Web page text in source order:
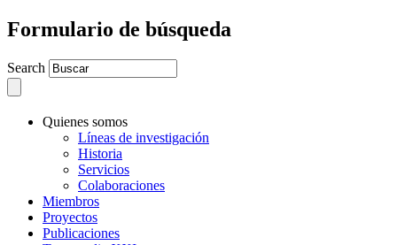
Formulario de búsqueda
Search
Quienes somos
Líneas de investigación
Historia
Servicios
Colaboraciones
Miembros
Proyectos
Publicaciones